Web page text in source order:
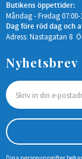
Butikens öppettider:
Måndag - Fredag 07:00-
Dag före röd dag och
Adress: Nastagatan 8
Nyhetsbrev